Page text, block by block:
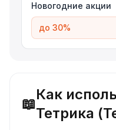
Новогодние акции
до 30%
📖
Как
Тетрика